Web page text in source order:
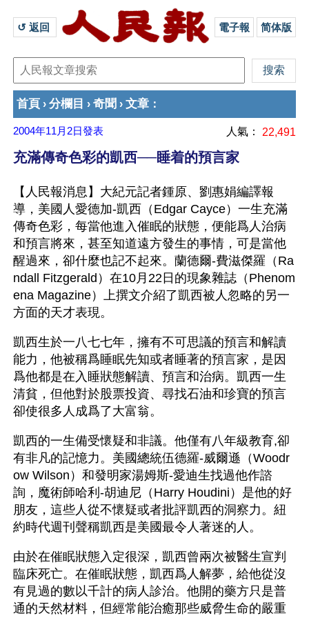
↺ 返回 電子報 简体版
首頁 › 分欄目 › 奇聞 › 文章 ：
2004年11月2日發表 人氣： 22,491
充滿傳奇色彩的凱西──睡着的預言家
【人民報消息】大紀元記者鍾原、劉惠娟編譯報
導，美國人愛德加-凱西（Edgar Cayce）一生充滿
傳奇色彩，每當他進入催眠的狀態，便能爲人治病
和預言將來，甚至知道遠方發生的事情，可是當他
醒過來，卻什麼也記不起來。蘭德爾-費滋傑羅（Ra
ndall Fitzgerald）在10月22日的現象雜誌（Phenom
ena Magazine）上撰文介紹了凱西被人忽略的另一
方面的天才表現。
凱西生於一八七七年，擁有不可思議的預言和解讀
能力，他被稱爲睡眠先知或者睡著的預言家，是因
爲他都是在入睡狀態解讀、預言和治病。凱西一生
清貧，但他對於股票投資、尋找石油和珍寶的預言
卻使很多人成爲了大富翁。
凱西的一生備受懷疑和非議。他僅有八年級教育,卻
有非凡的記憶力。美國總統伍德羅-威爾遜（Woodr
ow Wilson）和發明家湯姆斯-愛迪生找過他作諮
詢，魔術師哈利-胡迪尼（Harry Houdini）是他的好
朋友，這些人從不懷疑或者批評凱西的洞察力。紐
約時代週刊聲稱凱西是美國最令人著迷的人。
由於在催眠狀態入定很深，凱西曾兩次被醫生宣判
臨床死亡。在催眠狀態，凱西爲人解夢，給他從沒
有見過的數以千計的病人診治。他開的藥方只是普
通的天然材料，但經常能治癒那些威脅生命的嚴重